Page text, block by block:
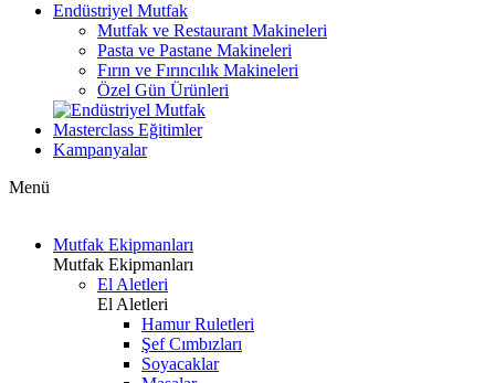
Endüstriyel Mutfak
Mutfak ve Restaurant Makineleri
Pasta ve Pastane Makineleri
Fırın ve Fırıncılık Makineleri
Özel Gün Ürünleri
Masterclass Eğitimler
Kampanyalar
Menü
Mutfak Ekipmanları
Mutfak Ekipmanları
El Aletleri
El Aletleri
Hamur Ruletleri
Şef Cımbızları
Soyacaklar